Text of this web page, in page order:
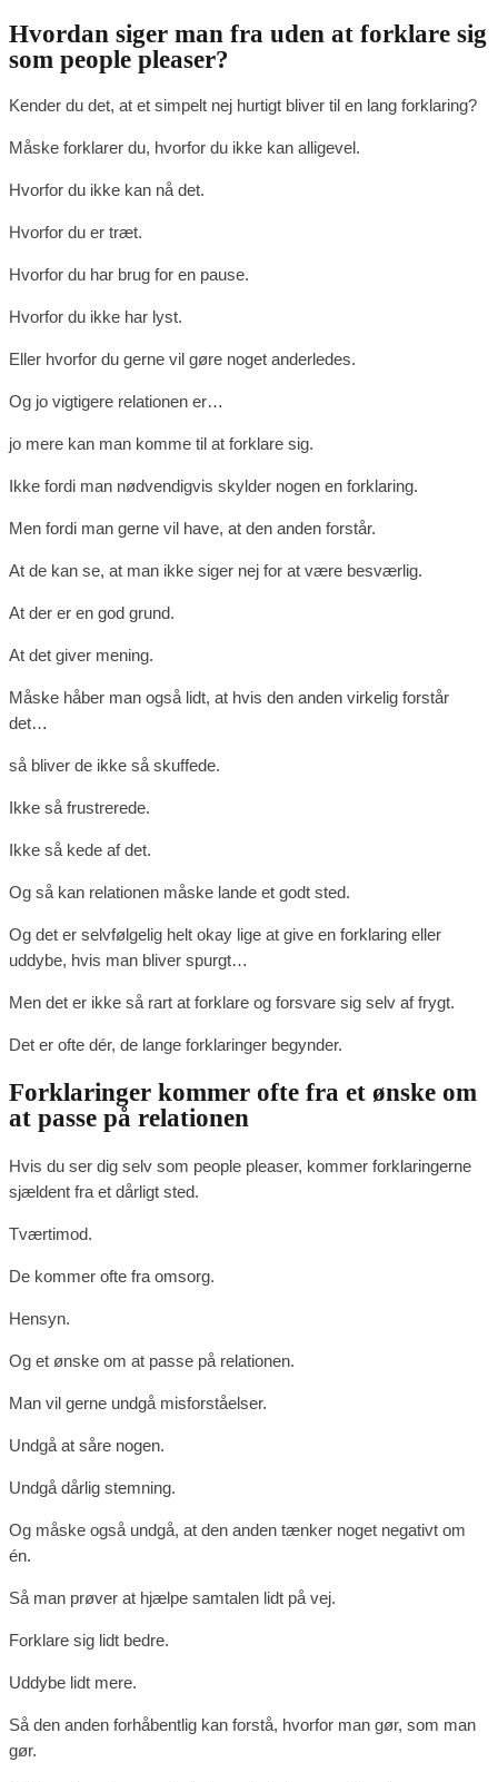
Hvordan siger man fra uden at forklare sig
som people pleaser?
Kender du det, at et simpelt nej hurtigt bliver til en lang forklaring?
Måske forklarer du, hvorfor du ikke kan alligevel.
Hvorfor du ikke kan nå det.
Hvorfor du er træt.
Hvorfor du har brug for en pause.
Hvorfor du ikke har lyst.
Eller hvorfor du gerne vil gøre noget anderledes.
Og jo vigtigere relationen er…
jo mere kan man komme til at forklare sig.
Ikke fordi man nødvendigvis skylder nogen en forklaring.
Men fordi man gerne vil have, at den anden forstår.
At de kan se, at man ikke siger nej for at være besværlig.
At der er en god grund.
At det giver mening.
Måske håber man også lidt, at hvis den anden virkelig forstår
det…
så bliver de ikke så skuffede.
Ikke så frustrerede.
Ikke så kede af det.
Og så kan relationen måske lande et godt sted.
Og det er selvfølgelig helt okay lige at give en forklaring eller
uddybe, hvis man bliver spurgt…
Men det er ikke så rart at forklare og forsvare sig selv af frygt.
Det er ofte dér, de lange forklaringer begynder.
Forklaringer kommer ofte fra et ønske om
at passe på relationen
Hvis du ser dig selv som people pleaser, kommer forklaringerne
sjældent fra et dårligt sted.
Tværtimod.
De kommer ofte fra omsorg.
Hensyn.
Og et ønske om at passe på relationen.
Man vil gerne undgå misforståelser.
Undgå at såre nogen.
Undgå dårlig stemning.
Og måske også undgå, at den anden tænker noget negativt om
én.
Så man prøver at hjælpe samtalen lidt på vej.
Forklare sig lidt bedre.
Uddybe lidt mere.
Så den anden forhåbentlig kan forstå, hvorfor man gør, som man
gør.